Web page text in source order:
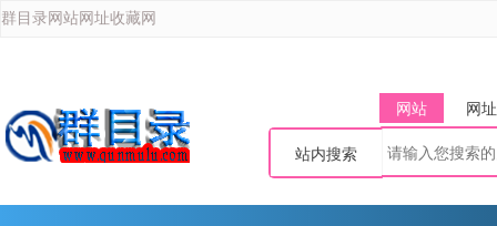
群目录网站网址收藏网
网站 网址
站内搜索